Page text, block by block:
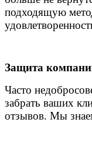
подходящую
Защита
Часто
забрать ваших
отзывов. Мы